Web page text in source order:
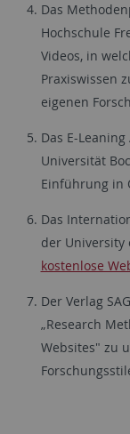
Das
Hochschule
Videos, in
Praxiswissen
eigenen
Das E-
Universität
Einführung in
Das
der University
kostenlose
Der Verlag
„Research
Websites" zu